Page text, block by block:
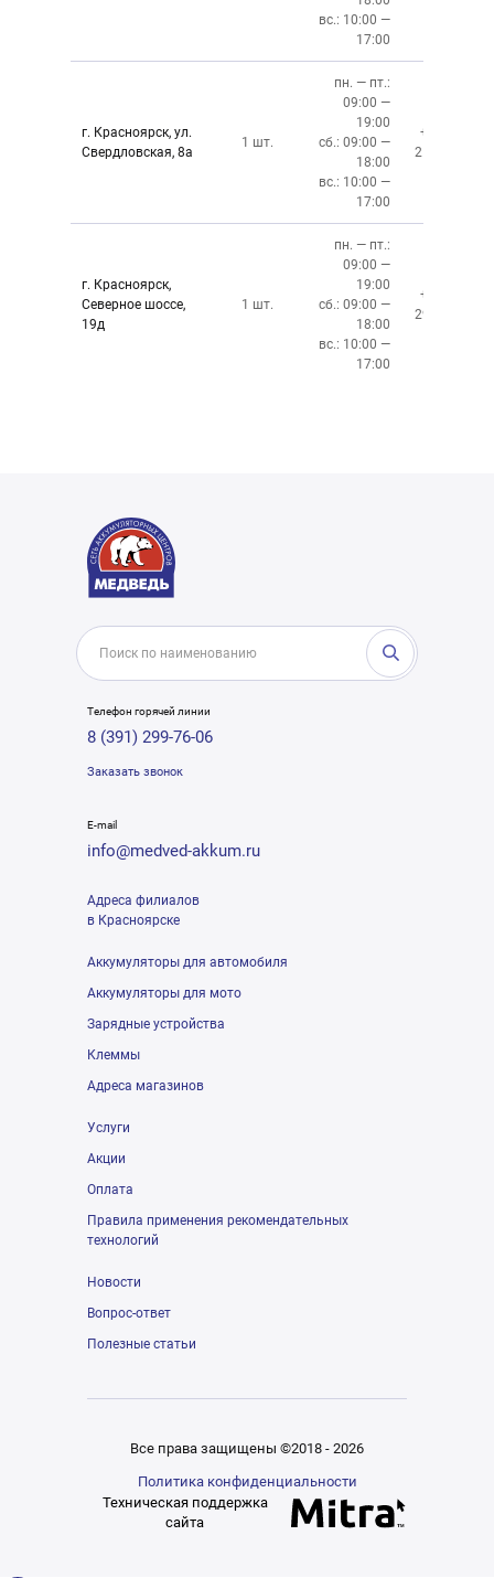
вс.: 10:00 —
17:00
г. Красноярск, ул.
Свердловская, 8а
1 шт.
пн. — пт.:
09:00 —
19:00
сб.: 09:00 —
18:00
вс.: 10:00 —
17:00
+7 (391)
219-27-50
г. Красноярск,
Северное шоссе,
19д
1 шт.
пн. — пт.:
09:00 —
19:00
сб.: 09:00 —
18:00
вс.: 10:00 —
17:00
+7 (391)
299-76-06
Телефон горячей линии
8 (391) 299-76-06
Заказать звонок
E-mail
info@medved-akkum.ru
Адреса филиалов
в Красноярске
Аккумуляторы для автомобиля
Аккумуляторы для мото
Зарядные устройства
Клеммы
Адреса магазинов
Услуги
Акции
Оплата
Правила применения рекомендательных
технологий
Новости
Вопрос-ответ
Полезные статьи
Все права защищены ©2018 - 2026
Политика конфиденциальности
Техническая поддержка
сайта